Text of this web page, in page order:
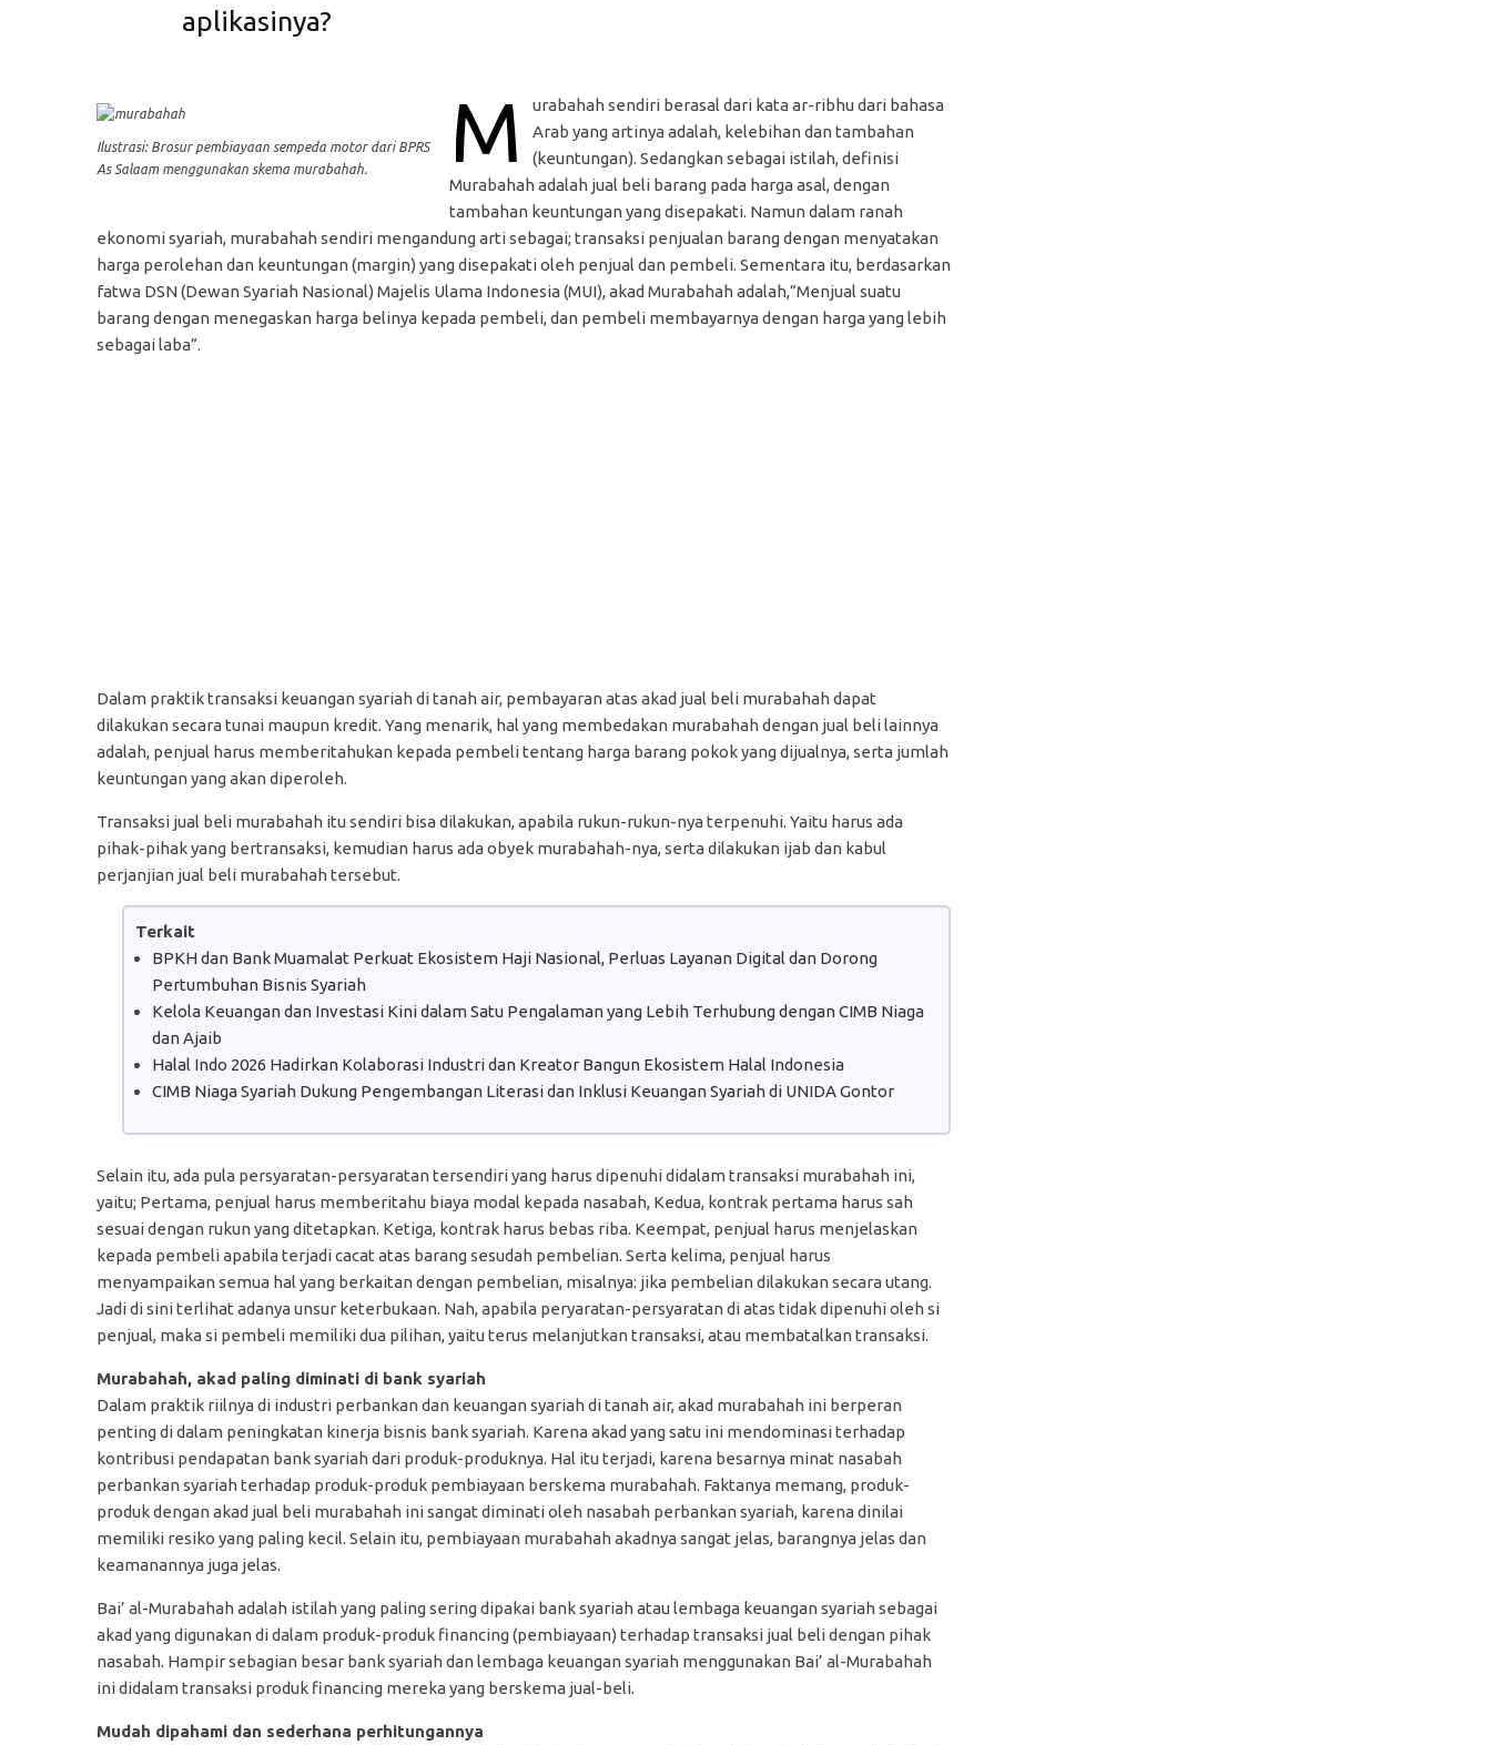
aplikasinya?
Ilustrasi: Brosur pembiayaan sempeda motor dari BPRS
As Salaam menggunakan skema murabahah.
M
urabahah sendiri berasal dari kata ar-ribhu dari bahasa
Arab yang artinya adalah, kelebihan dan tambahan
(keuntungan). Sedangkan sebagai istilah, definisi
Murabahah adalah jual beli barang pada harga asal, dengan
tambahan keuntungan yang disepakati. Namun dalam ranah
ekonomi syariah, murabahah sendiri mengandung arti sebagai; transaksi penjualan barang dengan menyatakan
harga perolehan dan keuntungan (margin) yang disepakati oleh penjual dan pembeli. Sementara itu, berdasarkan
fatwa DSN (Dewan Syariah Nasional) Majelis Ulama Indonesia (MUI), akad Murabahah adalah,”Menjual suatu
barang dengan menegaskan harga belinya kepada pembeli, dan pembeli membayarnya dengan harga yang lebih
sebagai laba”.
Dalam praktik transaksi keuangan syariah di tanah air, pembayaran atas akad jual beli murabahah dapat
dilakukan secara tunai maupun kredit. Yang menarik, hal yang membedakan murabahah dengan jual beli lainnya
adalah, penjual harus memberitahukan kepada pembeli tentang harga barang pokok yang dijualnya, serta jumlah
keuntungan yang akan diperoleh.
Transaksi jual beli murabahah itu sendiri bisa dilakukan, apabila rukun-rukun-nya terpenuhi. Yaitu harus ada
pihak-pihak yang bertransaksi, kemudian harus ada obyek murabahah-nya, serta dilakukan ijab dan kabul
perjanjian jual beli murabahah tersebut.
Terkait
BPKH dan Bank Muamalat Perkuat Ekosistem Haji Nasional, Perluas Layanan Digital dan Dorong
Pertumbuhan Bisnis Syariah
Kelola Keuangan dan Investasi Kini dalam Satu Pengalaman yang Lebih Terhubung dengan CIMB Niaga
dan Ajaib
Halal Indo 2026 Hadirkan Kolaborasi Industri dan Kreator Bangun Ekosistem Halal Indonesia
CIMB Niaga Syariah Dukung Pengembangan Literasi dan Inklusi Keuangan Syariah di UNIDA Gontor
Selain itu, ada pula persyaratan-persyaratan tersendiri yang harus dipenuhi didalam transaksi murabahah ini,
yaitu; Pertama, penjual harus memberitahu biaya modal kepada nasabah, Kedua, kontrak pertama harus sah
sesuai dengan rukun yang ditetapkan. Ketiga, kontrak harus bebas riba. Keempat, penjual harus menjelaskan
kepada pembeli apabila terjadi cacat atas barang sesudah pembelian. Serta kelima, penjual harus
menyampaikan semua hal yang berkaitan dengan pembelian, misalnya: jika pembelian dilakukan secara utang.
Jadi di sini terlihat adanya unsur keterbukaan. Nah, apabila peryaratan-persyaratan di atas tidak dipenuhi oleh si
penjual, maka si pembeli memiliki dua pilihan, yaitu terus melanjutkan transaksi, atau membatalkan transaksi.
Murabahah, akad paling diminati di bank syariah
Dalam praktik riilnya di industri perbankan dan keuangan syariah di tanah air, akad murabahah ini berperan
penting di dalam peningkatan kinerja bisnis bank syariah. Karena akad yang satu ini mendominasi terhadap
kontribusi pendapatan bank syariah dari produk-produknya. Hal itu terjadi, karena besarnya minat nasabah
perbankan syariah terhadap produk-produk pembiayaan berskema murabahah. Faktanya memang, produk-
produk dengan akad jual beli murabahah ini sangat diminati oleh nasabah perbankan syariah, karena dinilai
memiliki resiko yang paling kecil. Selain itu, pembiayaan murabahah akadnya sangat jelas, barangnya jelas dan
keamanannya juga jelas.
Bai’ al-Murabahah adalah istilah yang paling sering dipakai bank syariah atau lembaga keuangan syariah sebagai
akad yang digunakan di dalam produk-produk financing (pembiayaan) terhadap transaksi jual beli dengan pihak
nasabah. Hampir sebagian besar bank syariah dan lembaga keuangan syariah menggunakan Bai’ al-Murabahah
ini didalam transaksi produk financing mereka yang berskema jual-beli.
Mudah dipahami dan sederhana perhitungannya